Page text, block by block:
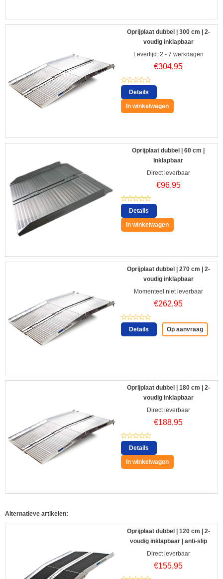
Oprijplaat dubbel | 300 cm | 2-
voudig inklapbaar
Levertijd: 2 - 7 werkdagen
€304,95
Details
In winkelwagen
Oprijplaat dubbel | 60 cm |
Inklapbaar
Direct leverbaar
€96,95
Details
In winkelwagen
Oprijplaat dubbel | 270 cm | 2-
voudig inklapbaar
Momenteel niet leverbaar
€262,95
Details Op aanvraag
Oprijplaat dubbel | 180 cm | 2-
voudig inklapbaar
Direct leverbaar
€188,95
Details
In winkelwagen
Alternatieve artikelen:
Oprijplaat dubbel | 120 cm | 2-
voudig inklapbaar | anti-slip
Direct leverbaar
€155,95